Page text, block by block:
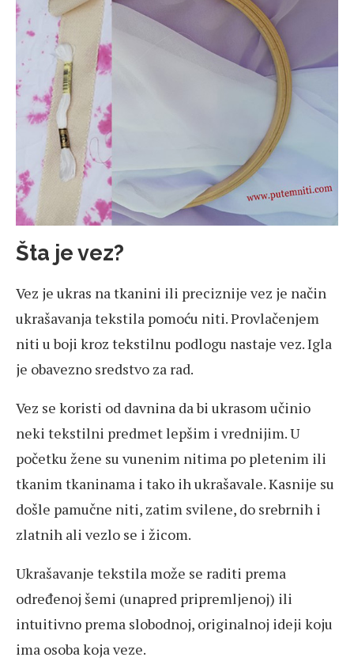
Šta je vez?
Vez je ukras na tkanini ili preciznije vez je način
ukrašavanja tekstila pomoću niti. Provlačenjem
niti u boji kroz tekstilnu podlogu nastaje vez. Igla
je obavezno sredstvo za rad.
Vez se koristi od davnina da bi ukrasom učinio
neki tekstilni predmet lepšim i vrednijim. U
početku žene su vunenim nitima po pletenim ili
tkanim tkaninama i tako ih ukrašavale. Kasnije su
došle pamučne niti, zatim svilene, do srebrnih i
zlatnih ali vezlo se i žicom.
Ukrašavanje tekstila može se raditi prema
određenoj šemi (unapred pripremljenoj) ili
intuitivno prema slobodnoj, originalnoj ideji koju
ima osoba koja veze.